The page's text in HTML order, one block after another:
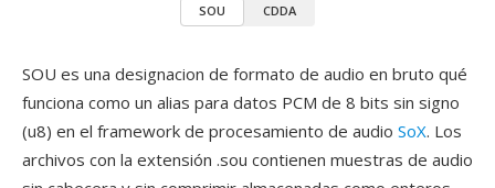
SOU CDDA
SOU es una designacion de formato de audio en bruto qué
funciona como un alias para datos PCM de 8 bits sin signo
(u8) en el framework de procesamiento de audio SoX. Los
archivos con la extensión .sou contienen muestras de audio